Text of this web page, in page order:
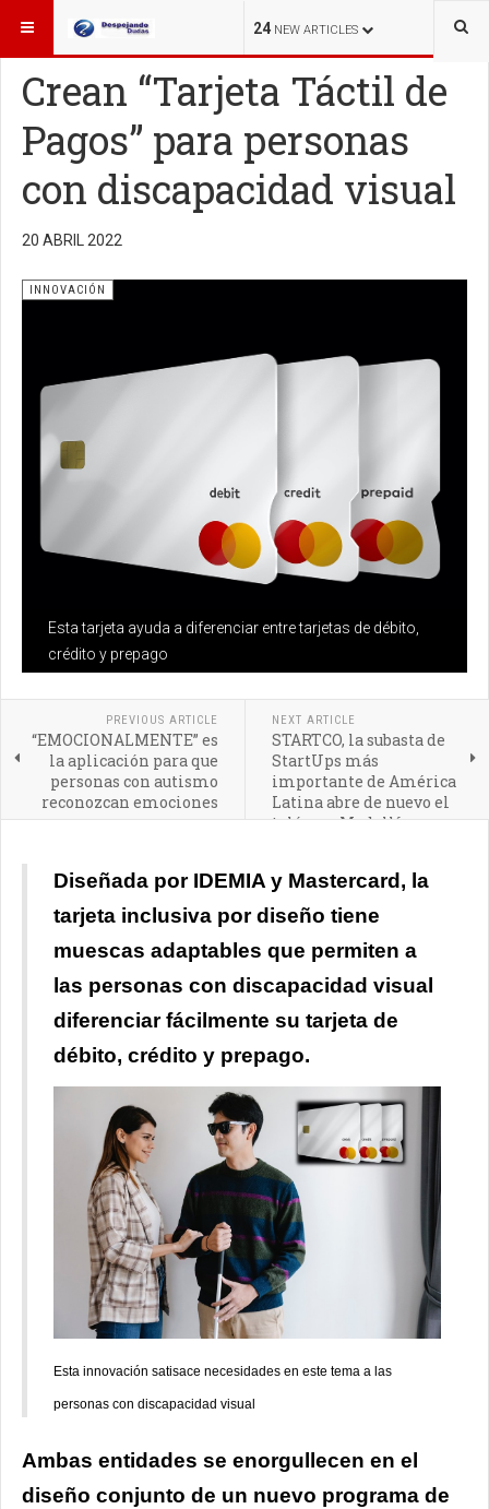
24 NEW ARTICLES
ESTÁ AQUÍ: INNOVACIÓN
Crean “Tarjeta Táctil de
Pagos” para personas
con discapacidad visual
20 ABRIL 2022
Esta tarjeta ayuda a diferenciar entre tarjetas de débito,
crédito y prepago
INNOVACIÓN
PREVIOUS ARTICLE
“EMOCIONALMENTE” es
la aplicación para que
personas con autismo
reconozcan emociones
NEXT ARTICLE
STARTCO, la subasta de
StartUps más
importante de América
Latina abre de nuevo el
telón en Medellín
Diseñada por IDEMIA y Mastercard, la
tarjeta inclusiva por diseño tiene
muescas adaptables que permiten a
las personas con discapacidad visual
diferenciar fácilmente su tarjeta de
débito, crédito y prepago.
Esta innovación satisace necesidades en este tema a las
personas con discapacidad visual
Ambas entidades se enorgullecen en el
diseño conjunto de un nuevo programa de